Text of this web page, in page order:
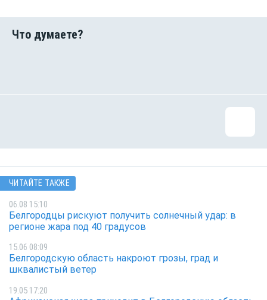
ЧИТАЙТЕ ТАКЖЕ
06.08 15:10
Белгородцы рискуют получить солнечный удар: в
регионе жара под 40 градусов
15.06 08:09
Белгородскую область накроют грозы, град и
шквалистый ветер
19.05 17:20